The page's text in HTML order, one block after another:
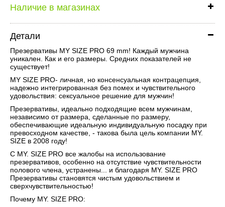
Наличие в магазинах
Детали
Презервативы MY SIZE PRO 69 mm! Каждый мужчина
уникален. Как и его размеры. Средних показателей не
существует!
MY SIZE PRO- личная, но консенсуальная контрацепция,
надежно интегрированная без помех и чувствительного
удовольствия: сексуальное решение для мужчин!
Презервативы, идеально подходящие всем мужчинам,
независимо от размера, сделанные по размеру,
обеспечивающие идеальную индивидуальную посадку при
превосходном качестве, - такова была цель компании MY.
SIZE в 2008 году!
С MY. SIZE PRO все жалобы на использование
презервативов, особенно на отсутствие чувствительности
полового члена, устранены... и благодаря MY. SIZE PRO
Презервативы становятся чистым удовольствием и
сверхчувствительностью!
Почему MY. SIZE PRO: